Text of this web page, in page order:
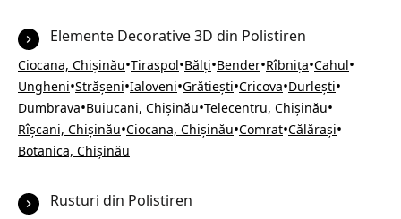
Elemente Decorative 3D din Polistiren
Ciocana, Chișinău•Tiraspol•Bălți•Bender•Rîbnița•Cahul•
Ungheni•Strășeni•Ialoveni•Grătiești•Cricova•Durlești•
Dumbrava•Buiucani, Chișinău•Telecentru, Chișinău•
Rîșcani, Chișinău•Ciocana, Chișinău•Comrat•Călărași•
Botanica, Chișinău
Rusturi din Polistiren